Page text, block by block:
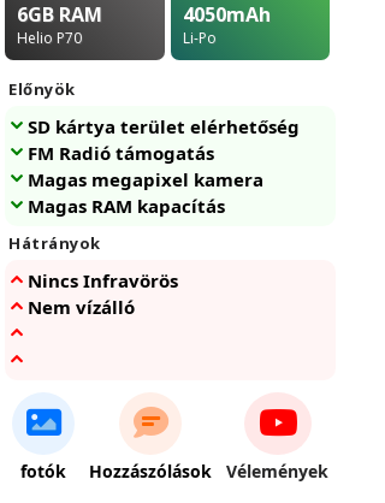
6GB RAM
Helio P70
4050mAh
Li-Po
Előnyök
SD kártya terület elérhetőség
FM Radió támogatás
Magas megapixel kamera
Magas RAM kapacítás
Hátrányok
Nincs Infravörös
Nem vízálló
fotók Hozzászólások Vélemények